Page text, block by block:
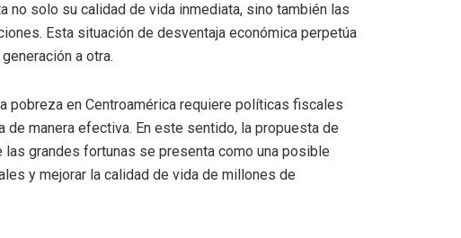
no solo su calidad de vida inmediata, sino también las
Esta situación de desventaja económica perpetúa
a otra.
pobreza en Centroamérica requiere políticas fiscales
manera efectiva. En este sentido, la propuesta de
grandes fortunas se presenta como una posible
y mejorar la calidad de vida de millones de